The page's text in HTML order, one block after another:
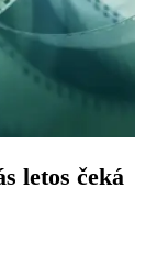
letos čeká